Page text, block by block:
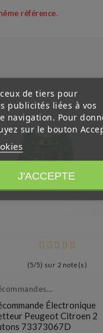
référence.
!
(5/5) sur 2 note(s)
Électronique
Peugeot Citroen 2
73373067D
de tiers pour
publicités liées à vos
navigation. Pour
sur le bouton
J'ACCEPTE